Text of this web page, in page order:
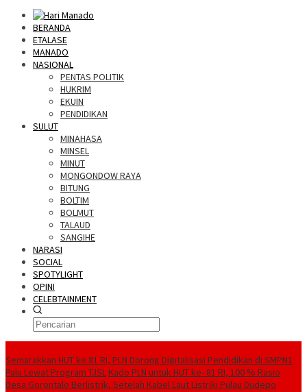
BERANDA
ETALASE
MANADO
NASIONAL
PENTAS POLITIK
HUKRIM
EKUIN
PENDIDIKAN
SULUT
MINAHASA
MINSEL
MINUT
MONGONDOW RAYA
BITUNG
BOLTIM
BOLMUT
TALAUD
SANGIHE
NARASI
SOCIAL
SPOTYLIGHT
OPINI
CELEBTAINMENT
Semarakkan HUT ke 81 RI, PLN Dorong Digitalisasi Pendidikan di SMPN1
Palu Lewat Program TJSLKado PLN untuk HUT ke- 81 RI, 100 % Rasio
Desa Gorontalo Berlistrik, Setelah Kabel Laut Listriki Pulau Dudepo